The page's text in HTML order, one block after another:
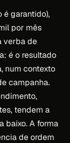
é garantido),
por mês
verba de
é o resultado
num contexto
campanha.
tendem a
baixo. A forma
de ordem